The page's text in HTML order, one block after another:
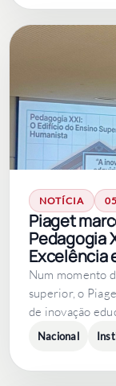
NOTÍCIA
Piaget
Pedagogia
Excelência
Num momento
superior, o
de inovação
Nacional